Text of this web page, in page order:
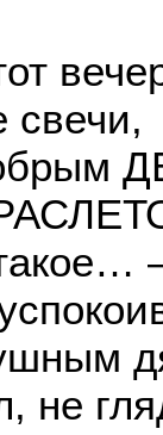
свечи,
не